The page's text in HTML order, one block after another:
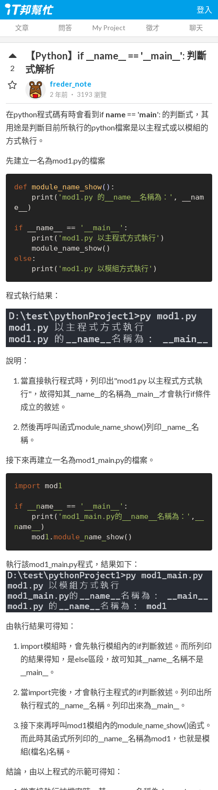
登入
文章 問答 My Project 徵才 聊天
【Python】if __name__ == '__main__': 判斷
式解析
freder_note
2 年前 ‧ 3193 瀏覽
2
在python程式碼有時會看到if name == 'main': 的判斷式，其
用途是判斷目前所執行的python檔案是以主程式或以模組的
方式執行。
先建立一名為mod1.py的檔案
def module_name_show() :
    print(
'mod1.py 的__name__名稱為：' , __nam
e__)
if __name__ == '__main__' :
    print(
'mod1.py 以主程式方式執行' )
else :
    print(
'mod1.py 以模組方式執行'
程式執行結果：
說明：
當直接執行程式時，列印出"mod1.py 以主程式方式執
行"，故得知其__name__的名稱為__main__才會執行if條件
成立的敘述。
然後再呼叫函式module_name_show()列印__name__名
稱。
接下來再建立一名為mod1_main.py的檔案。
import mod1
if __name__ == '__main__' :
    print(
'mod1_main.py的__name__名稱為：' ,
name__
)
    mod
1 .module _name_
執行該mod1_main.py程式，結果如下：
由執行結果可得知：
import模組時，會先執行模組內的if判斷敘述。而所列印
的結果得知，是else區段，故可知其__name__名稱不是
__main__。
當import完後，才會執行主程式的if判斷敘述。列印出所
執行程式的__name__名稱。列印出來為__main__。
接下來再呼叫mod1模組內的module_name_show()函式。
而此時其函式所列印的__name__名稱為mod1，也就是模
組(檔名)名稱。
結論，由以上程式的示範可得知：